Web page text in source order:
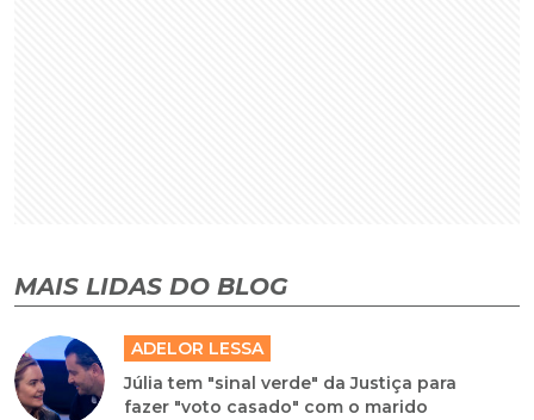
MAIS LIDAS DO BLOG
ADELOR LESSA
Júlia tem "sinal verde" da Justiça para
fazer "voto casado" com o marido